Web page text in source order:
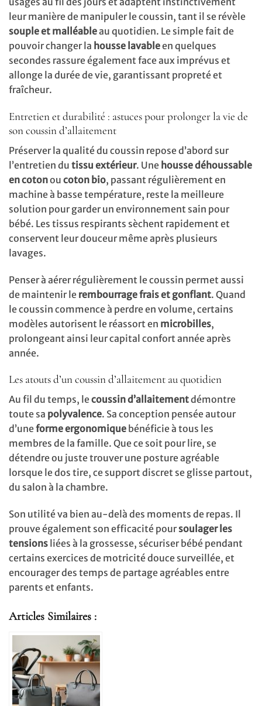
leur manière de manipuler le coussin, tant il se révèle
souple et malléableau quotidien. Le simple fait de
pouvoir changer la housse lavableen quelques
secondes rassure également face aux imprévus et
allonge la durée de vie, garantissant propreté et
fraîcheur.
Entretien et durabilité : astuces pour prolonger la vie de
son coussin d’allaitement
Préserver la qualité du coussin repose d’abord sur
l’entretien du tissu extérieur. Une housse déhoussable
en cotonou coton bio, passant régulièrement en
machine à basse température, reste la meilleure
solution pour garder un environnement sain pour
bébé. Les tissus respirants sèchent rapidement et
conservent leur douceur même après plusieurs
lavages.
Penser à aérer régulièrement le coussin permet aussi
de maintenir le rembourrage frais et gonflant. Quand
le coussin commence à perdre en volume, certains
modèles autorisent le réassort en microbilles,
prolongeant ainsi leur capital confort année après
année.
Les atouts d’un coussin d’allaitement au quotidien
Au fil du temps, lecoussin d’allaitementdémontre
toute sa polyvalence. Sa conception pensée autour
d’uneforme ergonomique bénéficie à tous les
membres de la famille. Que ce soit pour lire, se
détendre ou juste trouver une posture agréable
lorsque le dos tire, ce support discret se glisse partout,
du salon à la chambre.
Son utilité va bien au-delà des moments de repas. Il
prouve également son efficacité poursoulager les
tensions liées à la grossesse, sécuriser bébé pendant
certains exercices de motricité douce surveillée, et
encourager des temps de partage agréables entre
parents et enfants.
Articles Similaires :